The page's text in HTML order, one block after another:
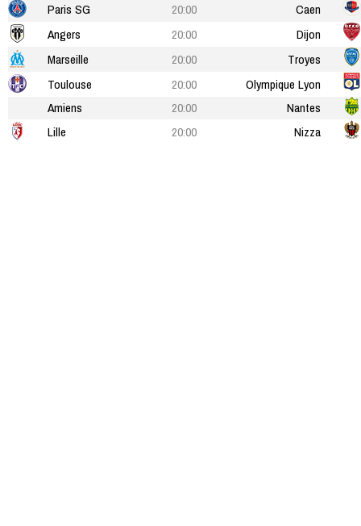
Paris SG
20:00
Caen
Angers
20:00
Dijon
Marseille
20:00
Troyes
Toulouse
20:00
Olympique Lyon
Amiens
20:00
Nantes
Lille
20:00 Nizza